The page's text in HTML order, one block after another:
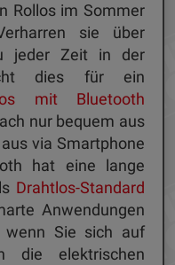
Rollos im Sommer
sie über
jeder Zeit in der
dies für ein
mit Bluetooth
nur bequem aus
via Smartphone
hat eine lange
Drahtlos-Standard
Anwendungen
wenn Sie sich auf
die elektrischen